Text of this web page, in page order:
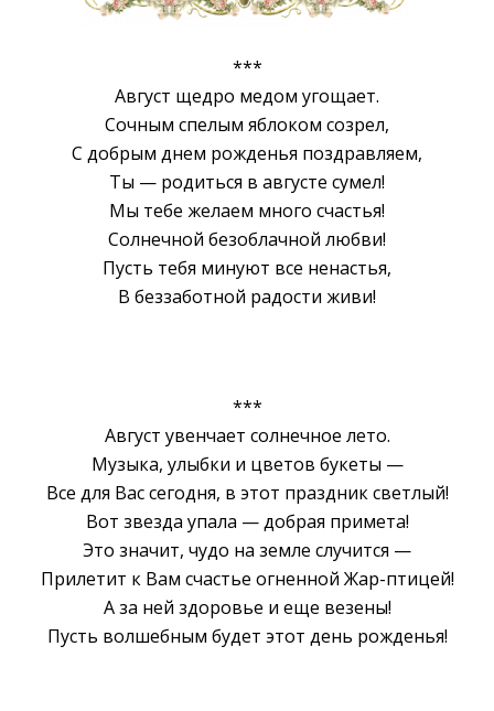
***
Август щедро медом угощает.
Сочным спелым яблоком созрел,
C добрым днем рожденья поздравляем,
Ты — родиться в августе сумел!
Мы тебе желаем много счастья!
Солнечной безоблачной любви!
Пусть тебя минуют все ненастья,
B беззаботной радости живи!
***
Август увенчает солнечное лето.
Музыка, улыбки и цветов букеты —
Все для Вас сегодня, в этот праздник светлый!
Вот звезда упала — добрая примета!
Это значит, чудо на земле случится —
Прилетит к Вам счастье огненной Жар-птицей!
A за ней здоровье и еще везены!
Пусть волшебным будет этот день рожденья!